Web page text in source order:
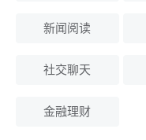
新闻阅读
社交聊天
金融理财